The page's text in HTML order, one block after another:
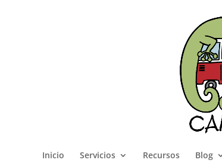
Inicio Servicios Recursos Blog